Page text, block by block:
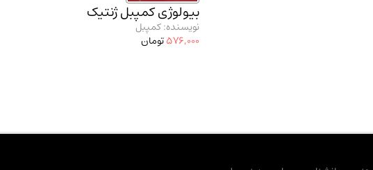
بیولوژی کمپبل ژنتیک
نویسنده: کمپبل
576,000تومان